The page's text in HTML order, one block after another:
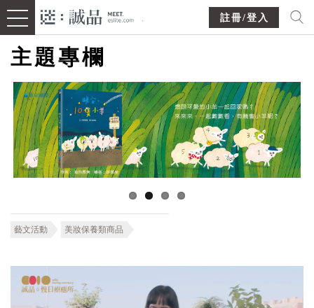
註冊/登入
主題專欄
藝文活動 美妝保養類商品